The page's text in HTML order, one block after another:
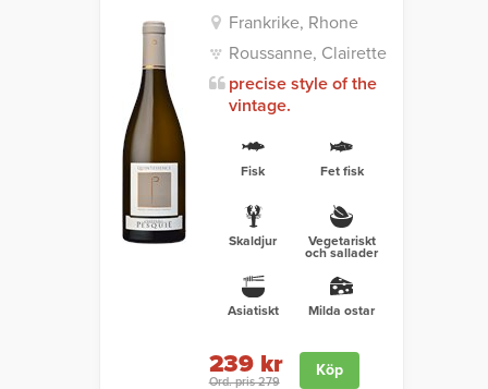
Frankrike, Rhone
Roussanne, Clairette
precise style of the
vintage.
Fisk Fet fisk
Skaldjur Vegetariskt
och sallader
Asiatiskt Milda ostar
239 kr
Ord. pris 279
Köp